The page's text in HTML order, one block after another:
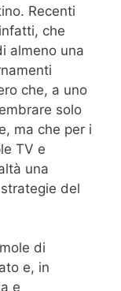
Recenti
che
almeno una
che, a uno
solo
ma che per i
TV e
una
del
di
e, in
e